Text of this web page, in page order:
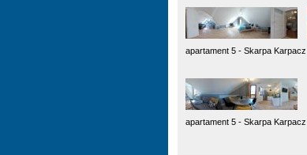
apartament 5 - Skarpa Karpacz
apartament 5 - Skarpa Karpacz